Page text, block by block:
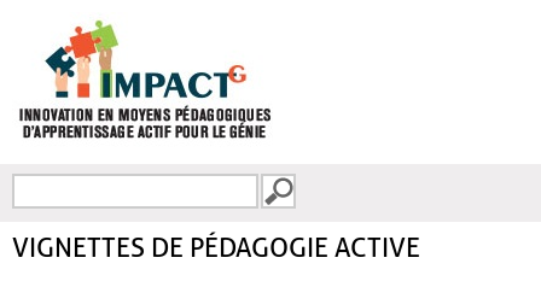
FORMULAIRE DE
VIGNETTES DE PÉDAGOGIE ACTIVE